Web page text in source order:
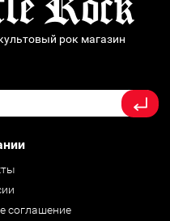
рок магазин
соглашение